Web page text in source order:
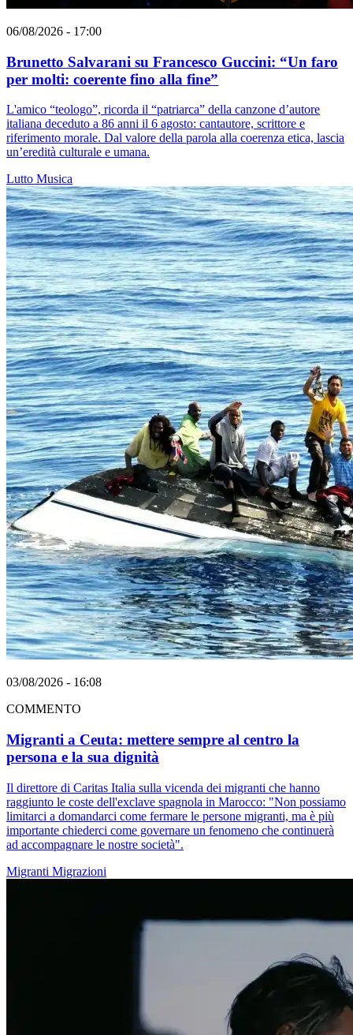
06/08/2026 - 17:00
Brunetto Salvarani su Francesco Guccini: “Un faro
per molti: coerente fino alla fine”
L'amico “teologo”, ricorda il “patriarca” della canzone d’autore
italiana deceduto a 86 anni il 6 agosto: cantautore, scrittore e
riferimento morale. Dal valore della parola alla coerenza etica, lascia
un’eredità culturale e umana.
Lutto Musica
03/08/2026 - 16:08
COMMENTO
Migranti a Ceuta: mettere sempre al centro la
persona e la sua dignità
Il direttore di Caritas Italia sulla vicenda dei migranti che hanno
raggiunto le coste dell'exclave spagnola in Marocco: "Non possiamo
limitarci a domandarci come fermare le persone migranti, ma è più
importante chiederci come governare un fenomeno che continuerà
ad accompagnare le nostre società".
Migranti Migrazioni